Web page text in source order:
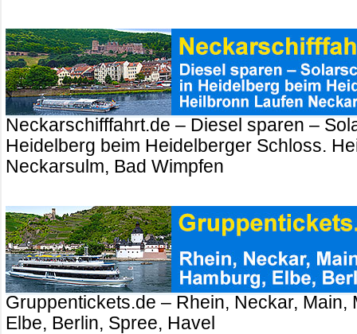
Neckarschifffahrt.de – Diesel sparen –
Heidelberg beim Heidelberger Schloss.
Neckarsulm, Bad Wimpfen
Gruppentickets.de – Rhein, Neckar, Main,
Elbe, Berlin, Spree, Havel